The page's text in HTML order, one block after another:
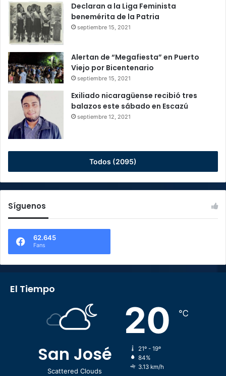
Declaran a la Liga Feminista
benemérita de la Patria
septiembre 15, 2021
Alertan de “Megafiesta” en Puerto
Viejo por Bicentenario
septiembre 15, 2021
Exiliado nicaragüense recibió tres
balazos este sábado en Escazú
septiembre 12, 2021
Todos (2095)
Síguenos
62.645
Fans
El Tiempo
San José
Scattered Clouds
20 ℃
21º - 19º
84%
3.13 km/h